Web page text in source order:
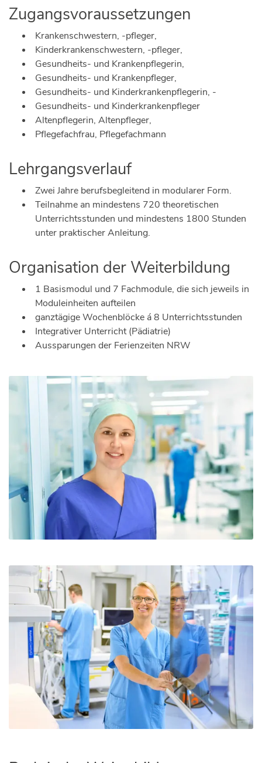
Zugangsvoraussetzungen
Krankenschwestern, -pfleger,
Kinderkrankenschwestern, -pfleger,
Gesundheits- und Krankenpflegerin,
Gesundheits- und Krankenpfleger,
Gesundheits- und Kinderkrankenpflegerin, -
Gesundheits- und Kinderkrankenpfleger
Altenpflegerin, Altenpfleger,
Pflegefachfrau, Pflegefachmann
Lehrgangsverlauf
Zwei Jahre berufsbegleitend in modularer Form.
Teilnahme an mindestens 720 theoretischen
Unterrichtsstunden und mindestens 1800 Stunden
unter praktischer Anleitung.
Organisation der Weiterbildung
1 Basismodul und 7 Fachmodule, die sich jeweils in
Moduleinheiten aufteilen
ganztägige Wochenblöcke á 8 Unterrichtsstunden
Integrativer Unterricht (Pädiatrie)
Aussparungen der Ferienzeiten NRW